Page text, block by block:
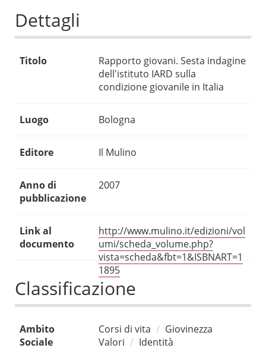
Dettagli
Titolo
Rapporto giovani. Sesta indagine
dell'istituto IARD sulla
condizione giovanile in Italia
Luogo Bologna
Editore Il Mulino
Anno di
pubblicazione
2007
Link al
documento
http://www.mulino.it/edizioni/vol
umi/scheda_volume.php?
vista=scheda&fbt=1&ISBNART=1
1895
Classificazione
Ambito
Sociale
Corsi di vita
Giovinezza
Valori
Identità